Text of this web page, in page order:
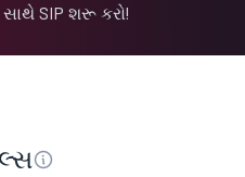
SIP શરૂ કરો!